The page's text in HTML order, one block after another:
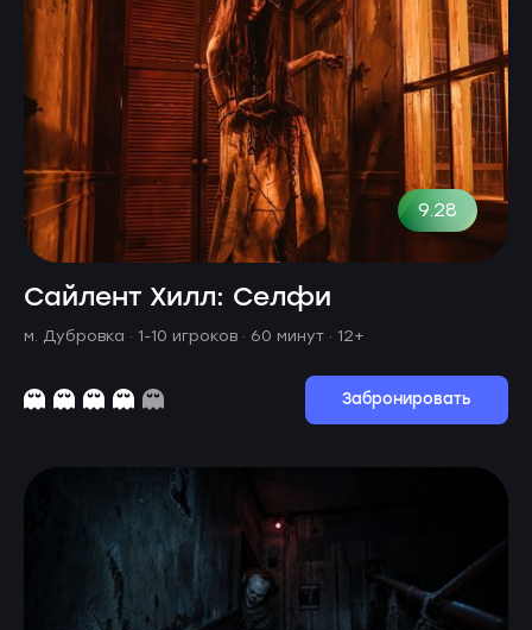
9.28
Сайлент Хилл: Селфи
м. Дубровка · 1-10 игроков · 60 минут · 12+
Забронировать